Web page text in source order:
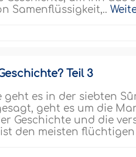
Samenflüssigkeit,..
Teil 3
geht es in der siebten
geht es um die
Geschichte und die
den meisten